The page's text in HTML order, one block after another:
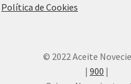
Política de Cookies
© 2022 Aceite
| 900 |